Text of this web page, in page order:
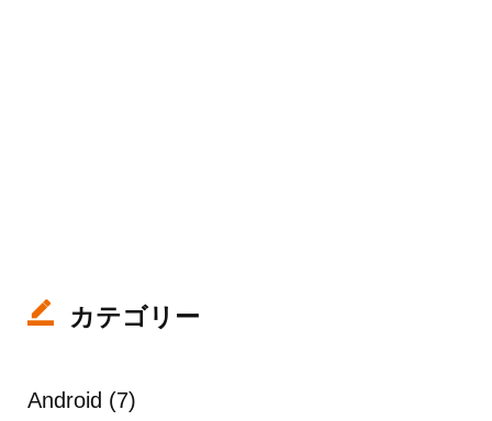
カテゴリー
Android (7)